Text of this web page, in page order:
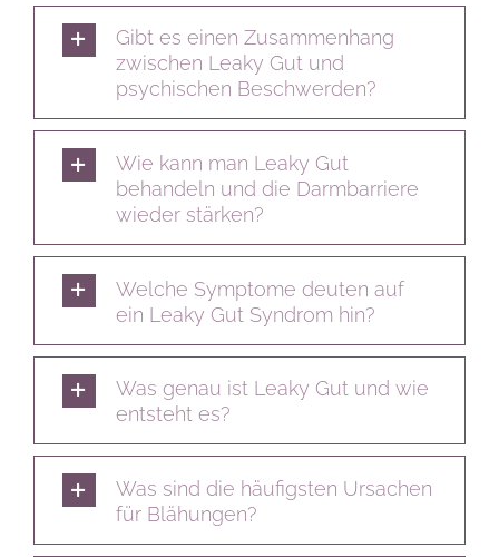
Gibt es einen Zusammenhang
zwischen Leaky Gut und
psychischen Beschwerden?
Wie kann man Leaky Gut
behandeln und die Darmbarriere
wieder stärken?
Welche Symptome deuten auf
ein Leaky Gut Syndrom hin?
Was genau ist Leaky Gut und wie
entsteht es?
Was sind die häufigsten Ursachen
für Blähungen?